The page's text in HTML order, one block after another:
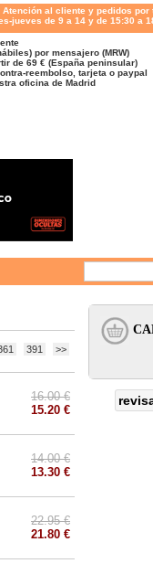
Atención al cliente y pedidos por
jueves de 9 a 14 y de 15:30 a
por mensajero (MRW)
de 69 € (España peninsular)
reembolso, tarjeta o paypal
oficina de Madrid
391 >>
16.00 €
15.20 €
14.00 €
13.30 €
22.95 €
21.80 €